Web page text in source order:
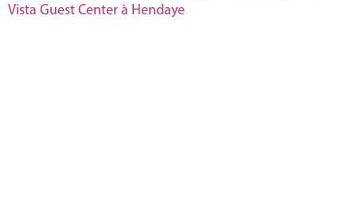
Vista Guest Center à Hendaye